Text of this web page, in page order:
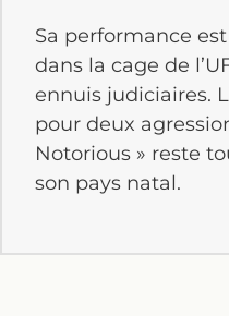
Sa performance
dans la cage de
ennuis judiciaires.
pour deux
Notorious » reste
son pays natal.